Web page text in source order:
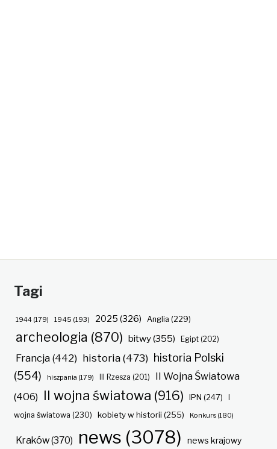
Tagi
1944(179) 1945 (193) 2025 (326) Anglia (229)
archeologia (870) bitwy(355) Egipt(202)
Francja(442) historia(473) historia Polski
(554)
hiszpania (179) III Rzesza (201)
II Wojna Światowa
(406) II wojna światowa (916) IPN (247)
wojna światowa (230) kobiety w historii (255) Konkurs(180)
Kraków(370) news (3078) news krajowy